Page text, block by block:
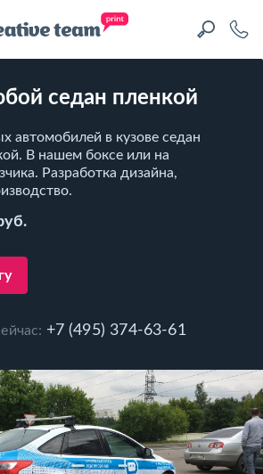
седан пленкой
автомобилей в кузове седан
В нашем боксе или на
Разработка дизайна,
+7 (495) 374-63-61